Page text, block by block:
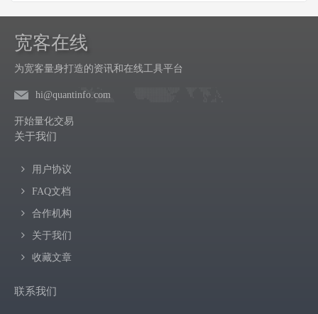
宽客在线
为宽客量身打造的资讯和在线工具平台
hi@quantinfo.com
开始量化交易
关于我们
用户协议
FAQ文档
合作机构
关于我们
收藏文章
联系我们